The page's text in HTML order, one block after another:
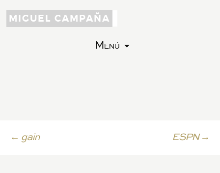
MIGUEL CAMPAÑA
Menú
Ir← gain ESPN→